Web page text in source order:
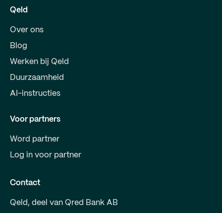
Qeld
Over ons
Blog
Werken bij Qeld
Duurzaamheid
AI-instructies
Voor partners
Word partner
Log in voor partner
Contact
Qeld, deel van Qred Bank AB